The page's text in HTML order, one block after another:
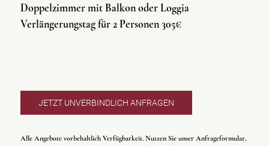
Doppelzimmer mit Balkon oder Loggia
Verlängerungstag für 2 Personen 305€
JETZT UNVERBINDLICH ANFRAGEN
Alle Angebote vorbehaltlich Verfügbarkeit. Nutzen Sie unser Anfrageformular,